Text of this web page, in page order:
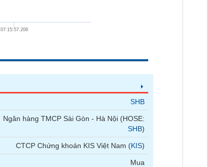
07:15:57.206
SHB
Ngân hàng TMCP Sài Gòn - Hà Nội (HOSE:
SHB)
CTCP Chứng khoán KIS Việt Nam (KIS)
Mua